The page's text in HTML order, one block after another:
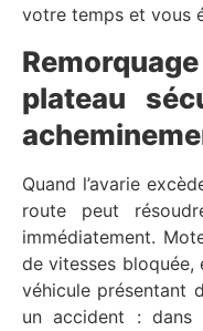
votre temps et vous
plateau
Quand l’avarie
route peut
immédiatement.
de vitesses bloquée,
véhicule présentant
un accident : dans